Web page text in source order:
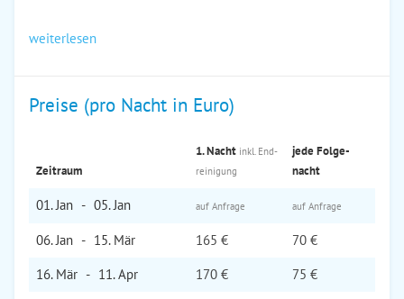
weiterlesen
Preise (pro Nacht in Euro)
Zeitraum
1. Nacht inkl. End­
reinigung
jede Folge­
nacht
01. Jan - 05. Jan auf Anfrage auf Anfrage
06. Jan - 15. Mär 165 €
70 €
16. Mär - 11. Apr 170 €
75 €